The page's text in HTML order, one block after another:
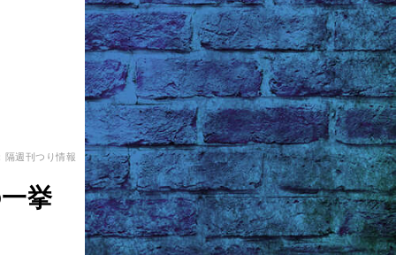
隔週刊つり情報
挙